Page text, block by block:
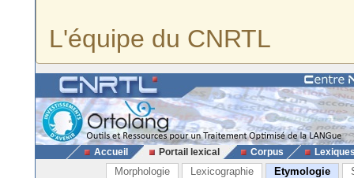
L'équipe du CNRTL
Accueil Portail lexical Corpus
Morphologie Lexicographie Etymologie